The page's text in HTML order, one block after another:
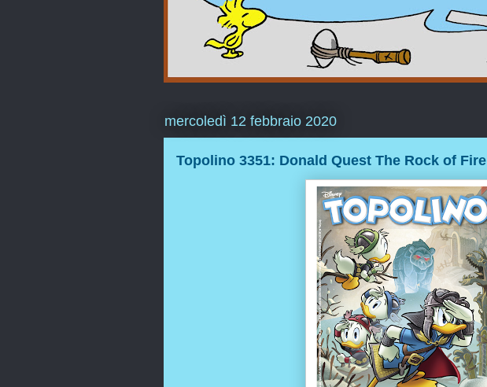
mercoledì 12 febbraio 2020
Topolino 3351: Donald Quest The Rock of Fire